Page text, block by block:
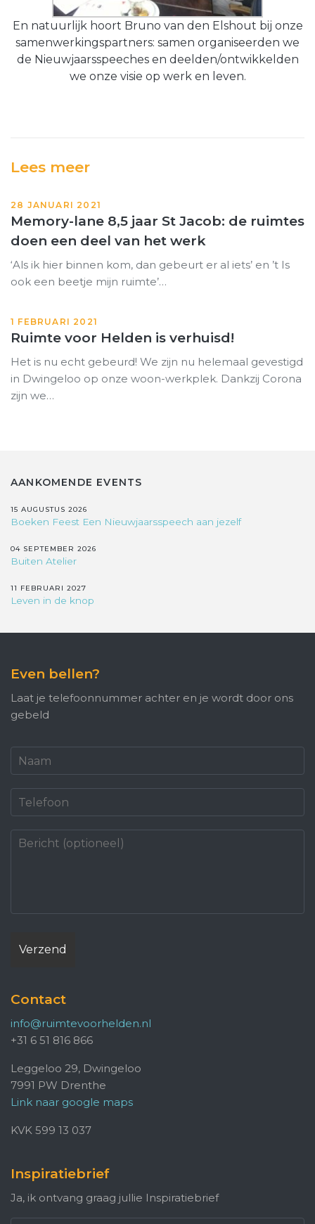
En natuurlijk hoort Bruno van den Elshout bij onze
samenwerkingspartners: samen organiseerden we
de Nieuwjaarsspeeches en deelden/ontwikkelden
we onze visie op werk en leven.
Lees meer
28 JANUARI 2021
Memory-lane 8,5 jaar St Jacob: de ruimtes
doen een deel van het werk
‘Als ik hier binnen kom, dan gebeurt er al iets’ en ’t Is
ook een beetje mijn ruimte’…
1 FEBRUARI 2021
Ruimte voor Helden is verhuisd!
Het is nu echt gebeurd! We zijn nu helemaal gevestigd
in Dwingeloo op onze woon-werkplek. Dankzij Corona
zijn we…
AANKOMENDE EVENTS
15 AUGUSTUS 2026
Boeken Feest Een Nieuwjaarsspeech aan jezelf
04 SEPTEMBER 2026
Buiten Atelier
11 FEBRUARI 2027
Leven in de knop
Even bellen?
Laat je telefoonnummer achter en je wordt door ons
gebeld
Contact
info@ruimtevoorhelden.nl
+31 6 51 816 866
Leggeloo 29, Dwingeloo
7991 PW Drenthe
Link naar google maps
KVK 599 13 037
Inspiratiebrief
Ja, ik ontvang graag jullie Inspiratiebrief